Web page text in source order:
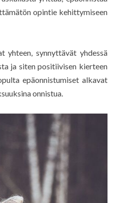
opintie kehittymiseen
yhteen, synnyttävät yhdessä
ja siten positiivisen kierteen
epäonnistumiset alkavat
onnistua.